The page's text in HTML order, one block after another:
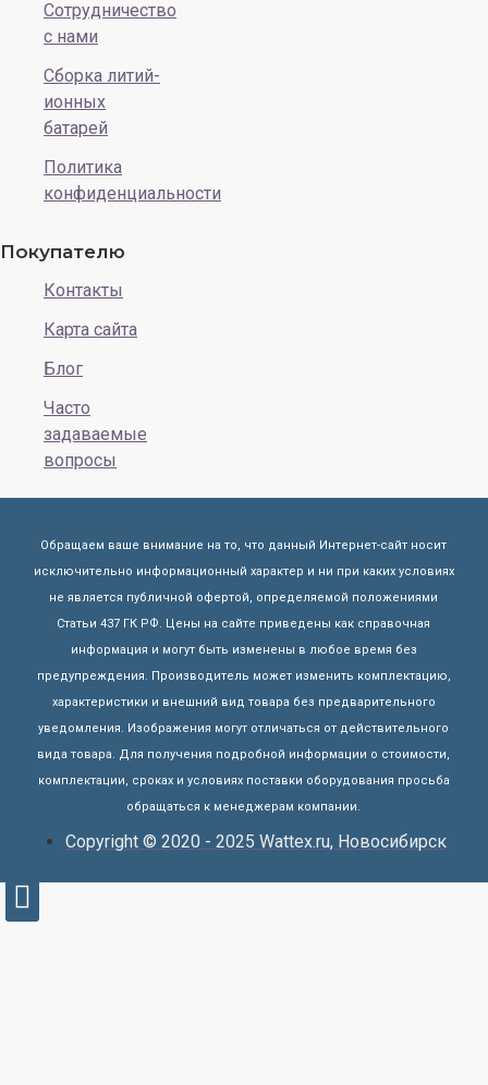
Сотрудничество
с нами
Сборка литий-
ионных
батарей
Политика
конфиденциальности
Покупателю
Контакты
Карта сайта
Блог
Часто
задаваемые
вопросы
Обращаем ваше внимание на то, что данный Интернет-сайт носит
исключительно информационный характер и ни при каких условиях
не является публичной офертой, определяемой положениями
Статьи 437 ГК РФ. Цены на сайте приведены как справочная
информация и могут быть изменены в любое время без
предупреждения. Производитель может изменить комплектацию,
характеристики и внешний вид товара без предварительного
уведомления. Изображения могут отличаться от действительного
вида товара. Для получения подробной информации о стоимости,
комплектации, сроках и условиях поставки оборудования просьба
обращаться к менеджерам компании.
Copyright © 2020 - 2025 Wattex.ru, Новосибирск